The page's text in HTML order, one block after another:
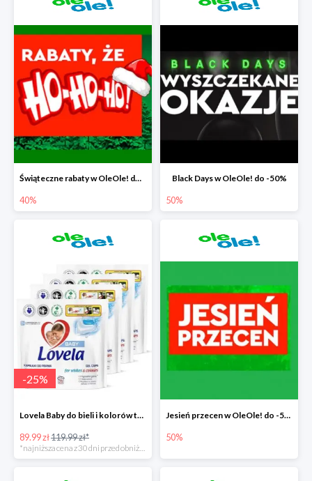
Świąteczne rabaty w OleOle! do -40%
40%
Black Days w OleOle! do -50%
50%
-25%
Lovela Baby do bieli i kolorów taniej o 30zł
89.99 zł119.99 zł*
Jesień przecen w OleOle! do -50%
50%